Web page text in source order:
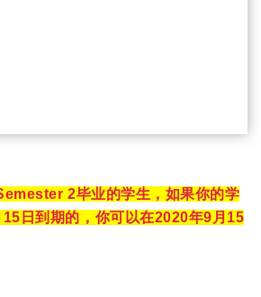
2毕业的学生，如果你的学
日到期的，你可以在2020年9月15